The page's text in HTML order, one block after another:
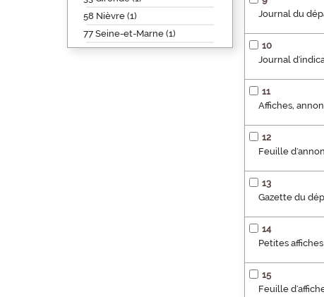
58 Nièvre (1)
77 Seine-et-Marne (1)
Journal du
10
Journal
11
Affiches,
12
Feuille
13
Gazette du
14
Petites
15
Feuille